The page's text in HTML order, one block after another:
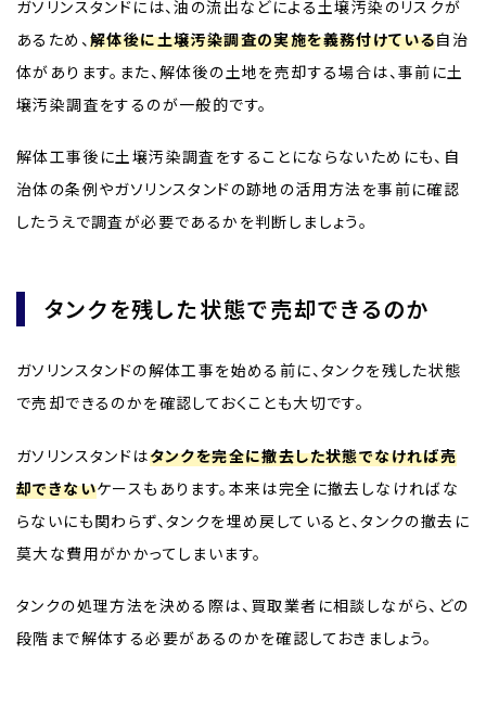
ガソリンスタンドには、油の流出などによる土壌汚染のリスクが
あるため、解体後に土壌汚染調査の実施を義務付けている自治
体があります。また、解体後の土地を売却する場合は、事前に土
壌汚染調査をするのが一般的です。
解体工事後に土壌汚染調査をすることにならないためにも、自
治体の条例やガソリンスタンドの跡地の活用方法を事前に確認
したうえで調査が必要であるかを判断しましょう。
タンクを残した状態で売却できるのか
ガソリンスタンドの解体工事を始める前に、タンクを残した状態
で売却できるのかを確認しておくことも大切です。
ガソリンスタンドはタンクを完全に撤去した状態でなければ売
却できないケースもあります。本来は完全に撤去しなければな
らないにも関わらず、タンクを埋め戻していると、タンクの撤去に
莫大な費用がかかってしまいます。
タンクの処理方法を決める際は、買取業者に相談しながら、どの
段階まで解体する必要があるのかを確認しておきましょう。